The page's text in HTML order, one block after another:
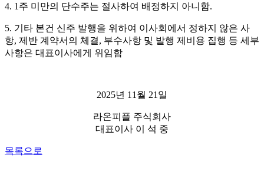
4. 1 주 미만의 단수주는 절사하여 배정하지 아니함.
5. 기타 본건 신주 발행을 위하여 이사회에서 정하지 않은 사
항, 제반 계약서의 체결, 부수사항 및 발행 제비용 집행 등 세부
사항은 대표이사에게 위임함
2025년 11 월 21 일
라온피플 주식회사
대표이사 이 석 중
목록으로